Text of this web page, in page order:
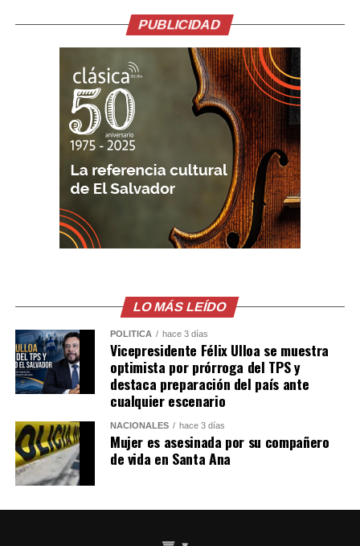
parte de la grabación y han difundido imágenes del
hecho.
Lo presentían,
momentos antes de la
ejecución en medio de
una transmision en vivo
del Influencer César
Gastélum en Culiacán,
ya habian visto a los
https://t.co/PUSHvHC3I7
pic.twitter.com/7xlTBAQ77c
— Blog del Narco
México
(@blogdelnarcomx)
August 5, 2026
la víctima era un repartidor de comida. Sin embargo,
PUBLICIDAD
LO MÁS LEÍDO
POLÍTICA hace 3 días
Vicepresidente Félix Ulloa se muestra
optimista por prórroga del TPS y
destaca preparación del país ante
cualquier escenario
NACIONALES hace 3 días
Mujer es asesinada por su compañero
de vida en Santa Ana